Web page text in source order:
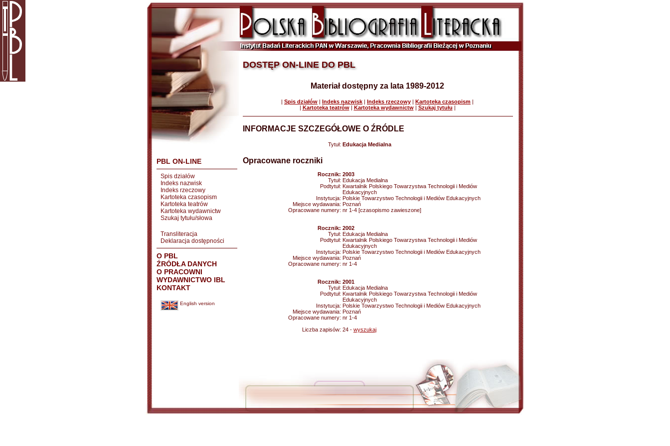
PBL ON-LINE
Spis działów
Indeks nazwisk
Indeks rzeczowy
Kartoteka czasopism
Kartoteka teatrów
Kartoteka wydawnictw
Szukaj tytułu/słowa
Transliteracja
Deklaracja dostępności
O PBL
ŹRÓDŁA DANYCH
O PRACOWNI
WYDAWNICTWO IBL
KONTAKT
English version
DOSTĘP ON-LINE DO PBL
Materiał dostępny za lata 1989-2012
| Spis działów | Indeks nazwisk | Indeks rzeczowy | Kartoteka czasopism |
| Kartoteka teatrów| Kartoteka wydawnictw| Szukaj tytułu |
INFORMACJE SZCZEGÓŁOWE O ŹRÓDLE
Tytuł: Edukacja Medialna
Opracowane roczniki
Rocznik: 2003
Tytuł: Edukacja Medialna
Podtytuł: Kwartalnik Polskiego Towarzystwa Technologii i Mediów
Edukacyjnych
Instytucja: Polskie Towarzystwo Technologii i Mediów Edukacyjnych
Miejsce wydawania: Poznań
Opracowane numery: nr 1-4 [czasopismo zawieszone]
Rocznik: 2002
Tytuł: Edukacja Medialna
Podtytuł: Kwartalnik Polskiego Towarzystwa Technologii i Mediów
Edukacyjnych
Instytucja: Polskie Towarzystwo Technologii i Mediów Edukacyjnych
Miejsce wydawania: Poznań
Opracowane numery: nr 1-4
Rocznik: 2001
Tytuł: Edukacja Medialna
Podtytuł: Kwartalnik Polskiego Towarzystwa Technologii i Mediów
Edukacyjnych
Instytucja: Polskie Towarzystwo Technologii i Mediów Edukacyjnych
Miejsce wydawania: Poznań
Opracowane numery: nr 1-4
Liczba zapisów: 24 - wyszukaj